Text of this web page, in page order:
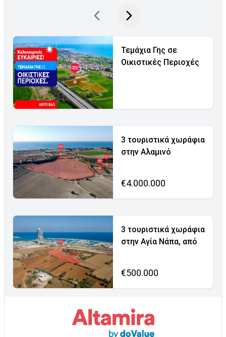
Τεμάχια Γης σε
Οικιστικές Περιοχές
3 τουριστικά χωράφια
στην Αλαμινό
€4.000.000
3 τουριστικά χωράφια
στην Αγία Νάπα, από
€500.000